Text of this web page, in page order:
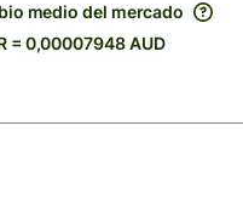
medio del mercado
= 0,00007948 AUD